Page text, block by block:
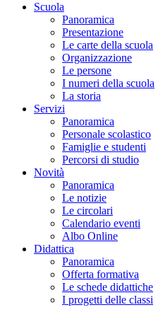
Scuola
Panoramica
Presentazione
Le carte della scuola
Organizzazione
Le persone
I numeri della scuola
La storia
Servizi
Panoramica
Personale scolastico
Famiglie e studenti
Percorsi di studio
Novità
Panoramica
Le notizie
Le circolari
Calendario eventi
Albo Online
Didattica
Panoramica
Offerta formativa
Le schede didattiche
I progetti delle classi